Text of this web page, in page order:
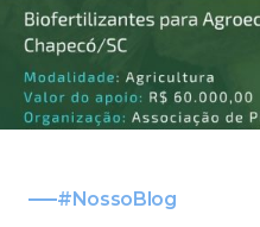
#NossoBlog